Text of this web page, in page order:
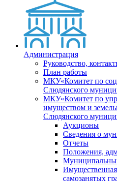
Администрация
Руководство,
План работы
МКУ«Комитет по
Слюдянского
МКУ«Комитет по
имуществом и
Слюдянского
Аукционы
Сведения о
Отчеты
Положения,
самозанятых